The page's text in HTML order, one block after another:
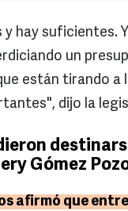
y hay suficientes.
un
están tirando
dijo la
Gómez
afirmó que